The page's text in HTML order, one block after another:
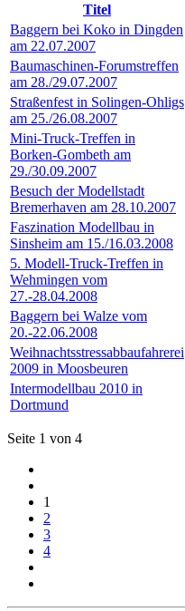
Titel
Baggern bei Koko in Dingden
am 22.07.2007
Baumaschinen-Forumstreffen
am 28./29.07.2007
Straßenfest in Solingen-Ohligs
am 25./26.08.2007
Mini-Truck-Treffen in
Borken-Gombeth am
29./30.09.2007
Besuch der Modellstadt
Bremerhaven am 28.10.2007
Faszination Modellbau in
Sinsheim am 15./16.03.2008
5. Modell-Truck-Treffen in
Wehmingen vom
27.-28.04.2008
Baggern bei Walze vom
20.-22.06.2008
Weihnachtsstressabbaufahrerei
2009 in Moosbeuren
Intermodellbau 2010 in
Dortmund
Seite 1 von 4
1
2
3
4